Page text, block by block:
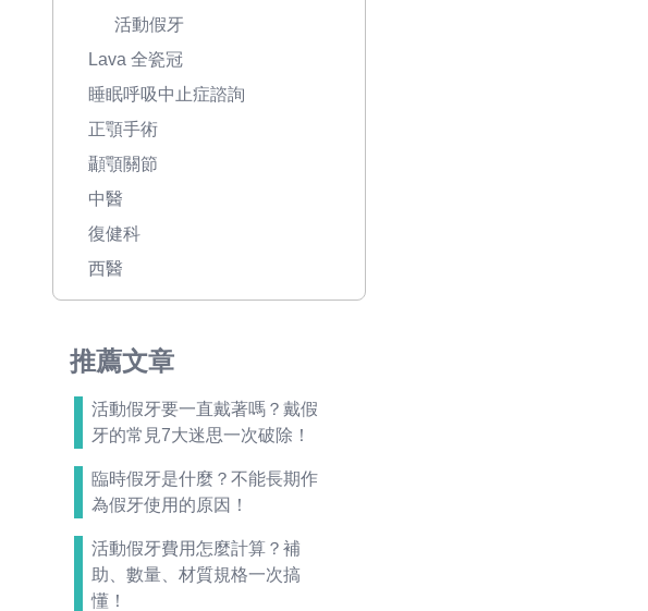
活動假牙
Lava 全瓷冠
睡眠呼吸中止症諮詢
正顎手術
顳顎關節
中醫
復健科
西醫
推薦文章
活動假牙要一直戴著嗎？戴假
牙的常見7大迷思一次破除！
臨時假牙是什麼？不能長期作
為假牙使用的原因！
活動假牙費用怎麼計算？補
助、數量、材質規格一次搞
懂！